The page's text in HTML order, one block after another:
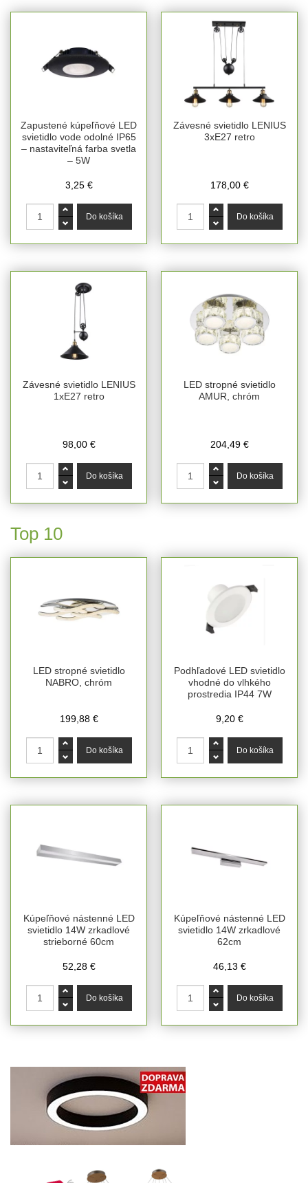
Zapustené kúpeľňové LED
svietidlo vode odolné IP65
– nastaviteľná farba svetla
– 5W
3,25 €
Závesné svietidlo LENIUS
3xE27 retro
178,00 €
Závesné svietidlo LENIUS
1xE27 retro
98,00 €
LED stropné svietidlo
AMUR, chróm
204,49 €
Top 10
LED stropné svietidlo
NABRO, chróm
199,88 €
Podhľadové LED svietidlo
vhodné do vlhkého
prostredia IP44 7W
9,20 €
Kúpeľňové nástenné LED
svietidlo 14W zrkadlové
strieborné 60cm
52,28 €
Kúpeľňové nástenné LED
svietidlo 14W zrkadlové
62cm
46,13 €